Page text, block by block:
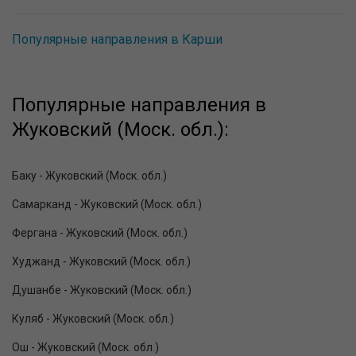
Популярные направления в Карши
Популярные направления в
Жуковский (Моск. обл.):
Баку - Жуковский (Моск. обл.)
Самарканд - Жуковский (Моск. обл.)
Фергана - Жуковский (Моск. обл.)
Худжанд - Жуковский (Моск. обл.)
Душанбе - Жуковский (Моск. обл.)
Куляб - Жуковский (Моск. обл.)
Ош - Жуковский (Моск. обл.)